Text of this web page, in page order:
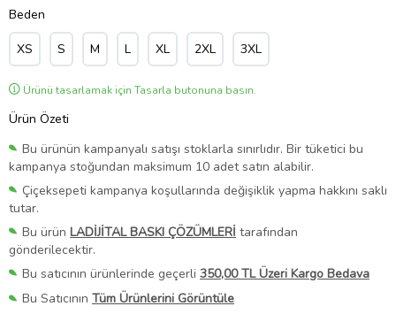
Beden
XS S M L XL 2XL 3XL
Ürünü tasarlamak için Tasarla butonuna basın.
Ürün Özeti
Bu ürünün kampanyalı satışı stoklarla sınırlıdır. Bir tüketici bu
kampanya stoğundan maksimum 10 adet satın alabilir.
Çiçeksepeti kampanya koşullarında değişiklik yapma hakkını saklı
tutar.
Bu ürün LADİJİTAL BASKI ÇÖZÜMLERİ tarafından
gönderilecektir.
Bu satıcının ürünlerinde geçerli 350,00 TL Üzeri Kargo Bedava
Bu Satıcının Tüm Ürünlerini Görüntüle